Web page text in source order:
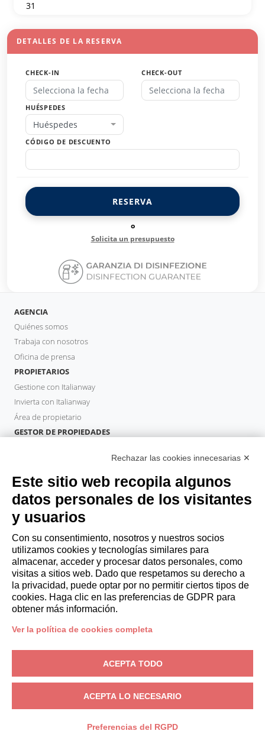
31
DETALLES DE LA RESERVA
CHECK-IN CHECK-OUT
HUÉSPEDES
Huéspedes
CÓDIGO DE DESCUENTO
RESERVA
o
Solicita un presupuesto
AGENCIA
Quiénes somos
Trabaja con nosotros
Oficina de prensa
PROPIETARIOS
Gestione con Italianway
Invierta con Italianway
Área de propietario
GESTOR DE PROPIEDADES
HUÉSPEDES
Reserve una estancia
Estancias largas
Experiencias para los Huéspedes
Descuentos para husespedes
Convenios para empresas
booking@italianway.house
+390286882952
N.° de IVA: 08839180968 -PMI Innovativa
Privacidad-Condiciones-Cookies-Whistleblowing
Rechazar las cookies innecesarias ✕
Este sitio web recopila algunos
datos personales de los visitantes
y usuarios
Con su consentimiento, nosotros y nuestros socios
utilizamos cookies y tecnologías similares para
almacenar, acceder y procesar datos personales, como
visitas a sitios web. Dado que respetamos su derecho a
la privacidad, puede optar por no permitir ciertos tipos de
cookies. Haga clic en las preferencias de GDPR para
obtener más información.
Ver la política de cookies completa
ACEPTA TODO
ACEPTA LO NECESARIO
Preferencias del RGPD